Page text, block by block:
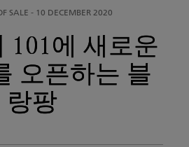
SALE - 10 DECEMBER 2020
101에 새로운
오픈하는 블
랑팡